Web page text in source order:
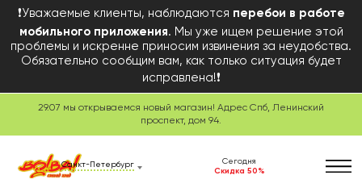
❗Уважаемые клиенты, наблюдаются перебои в работе
мобильного приложения. Мы уже ищем решение этой
проблемы и искренне приносим извинения за неудобства.
Обязательно сообщим вам, как только ситуация будет
исправлена!❗
29.07 мы открываемся новый магазин! Адрес Спб, Ленинский
проспект, дом 94.
Санкт-Петербург
Сегодня
Скидка 50%